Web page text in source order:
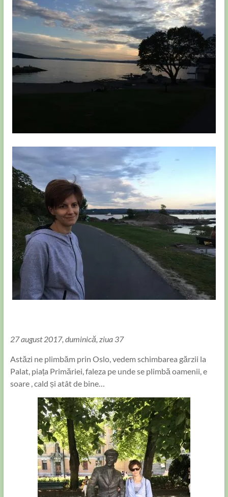
27 august 2017, duminică, ziua 37
Astăzi ne plimbăm prin Oslo, vedem schimbarea gărzii la
Palat, piața Primăriei, faleza pe unde se plimbă oamenii, e
soare , cald și atât de bine…